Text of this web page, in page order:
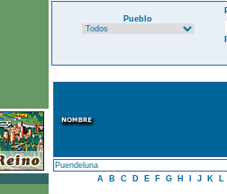
Pueblo
Puendeluna
A
B C D E F G H J K L